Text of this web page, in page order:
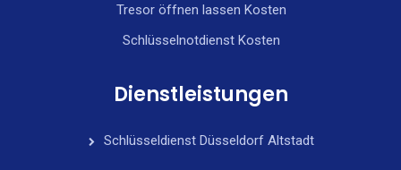
Tresor öffnen lassen Kosten
Schlüsselnotdienst Kosten
Dienstleistungen
Schlüsseldienst Düsseldorf Altstadt